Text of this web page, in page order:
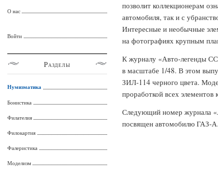
позволит коллекционерам
автомобиля, так и с
Интересные и необычные
на фотографиях крупным
К журналу «Авто-легенды
в масштабе 1/48. В этом
ЗИЛ-114 черного цвета.
проработкой всех элементов
Следующий номер журнала
посвящен автомобилю ГАЗ-
О нас
Войти
Разделы
Нумизматика
Бонистика
Филателия
Филокартия
Фалеристика
Моделизм